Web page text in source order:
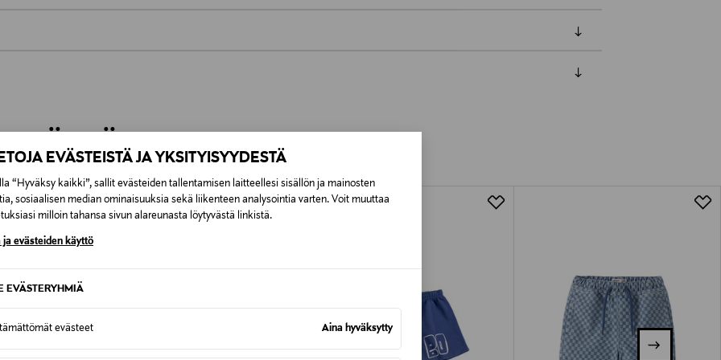
EVÄSTEISTÄ JA YKSITYISYYDESTÄ
“Hyväksy kaikki”, sallit evästeiden tallentamisen laitteellesi sisällön ja mainosten
sosiaalisen median ominaisuuksia sekä liikenteen analysointia varten. Voit muuttaa
milloin tahansa sivun alareunasta löytyvästä linkistä.
ja evästeiden käyttö
EVÄSTERYHMIÄ
evästeet Aina hyväksytty
7,90 €–50,00 € kuljetusyhtiöstä ja tuotteen koosta riippuen
Alk. 6,90 €, kun toimitus on saatavilla valittuun osoitteeseen.
NÄISTÄ